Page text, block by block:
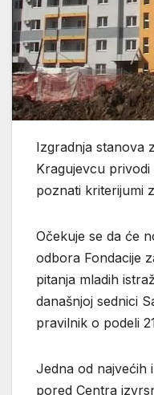
Izgradnja stanova
Kragujevcu
poznati kriterijumi
Očekuje se da će
odbora Fondacije
pitanja mladih
današnjoj sednici
pravilnik o podeli
Jedna od najvećih
pored Centra